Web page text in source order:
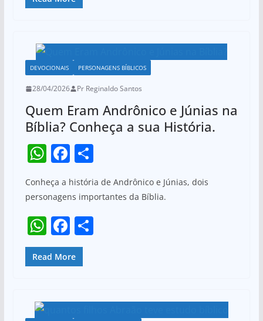
p o
at
A
p
p
c
b
o
o
k
DEVOCIONAIS PERSONAGENS BÍBLICOS
28/04/2026 Pr Reginaldo Santos
Quem Eram Andrônico e Júnias na
Bíblia? Conheça a sua História.
W
at
s
A
p
p
F
a
c
e
b
o
o
S
h
ar
Conheça a história de Andrônico e Júnias, dois
personagens importantes da Bíblia.
W
h
at
A
F
a
c
b
S
Read More